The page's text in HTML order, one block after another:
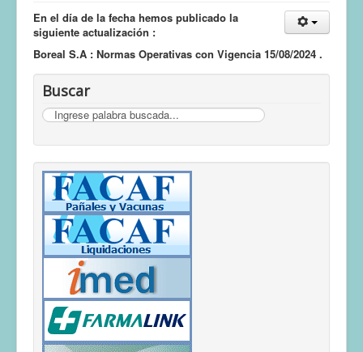
En el día de la fecha hemos publicado la
siguiente actualización :
Boreal S.A : Normas Operativas con Vigencia 15/08/2024 .
Buscar
Buscar